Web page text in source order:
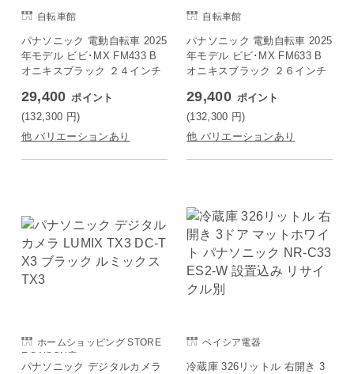
自転車館
パナソニック 電動自転車 2025
年モデル ビビ･MX FM433 B
オニキスブラック ２４インチ
29,400 ポイント
(132,300 円)
他 バリエーションあり
自転車館
パナソニック 電動自転車 2025
年モデル ビビ･MX FM633 B
オニキスブラック ２６インチ
29,400 ポイント
(132,300 円)
他 バリエーションあり
ホームショッピング STORE
E SAISON店
パナソニック デジタルカメラ
ベイシア電器
冷蔵庫 326リットル 右開き 3